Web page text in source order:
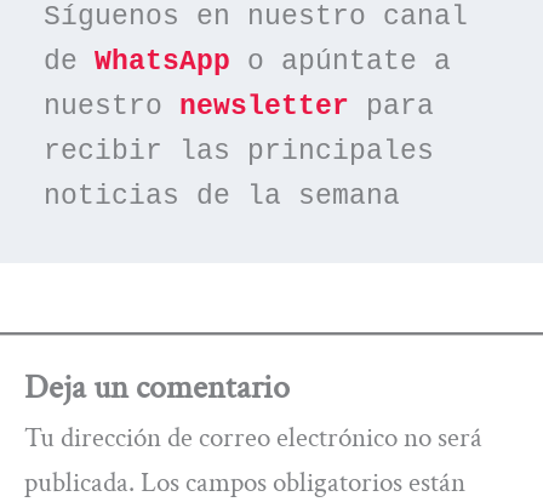
Síguenos en nuestro canal
de WhatsApp o apúntate a
nuestro newsletter para
recibir las principales
noticias de la semana
Deja un comentario
Tu dirección de correo electrónico no será
publicada. Los campos obligatorios están